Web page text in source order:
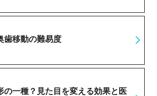
歯移動の難易度
の一種？見た目を変える効果と医